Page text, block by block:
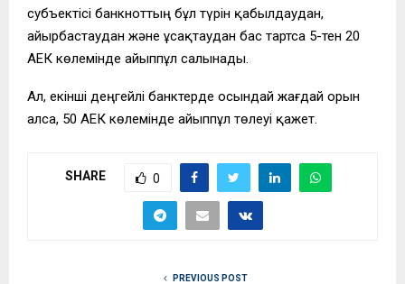
субъектісі банкноттың бұл түрін қабылдаудан,
айырбастаудан және ұсақтаудан бас тартса 5-тен 20
АЕК көлемінде айыппұл салынады.
Ал, екінші деңгейлі банктерде осындай жағдай орын
алса, 50 АЕК көлемінде айыппұл төлеуі қажет.
SHARE 0
PREVIOUS POST